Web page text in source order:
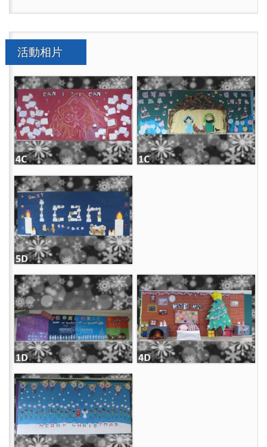
活動相片